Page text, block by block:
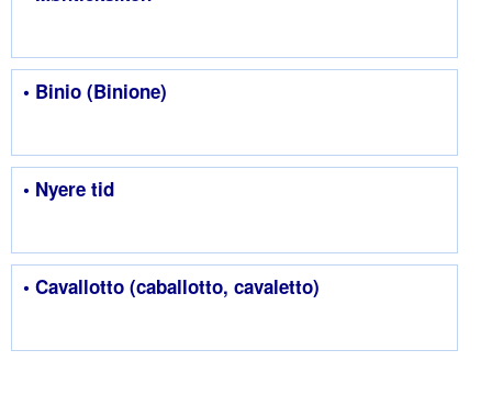
• Binio (Binione)
• Nyere tid
• Cavallotto (caballotto, cavaletto)